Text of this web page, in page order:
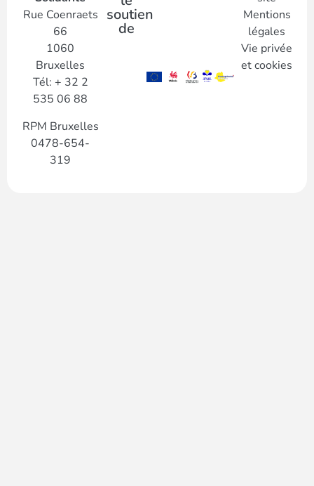
Rue Coenraets
66
1060
Bruxelles
Tél: + 32 2
535 06 88
RPM Bruxelles
0478-654-
319
soutien
de
Mentions
légales
Vie privée
et cookies